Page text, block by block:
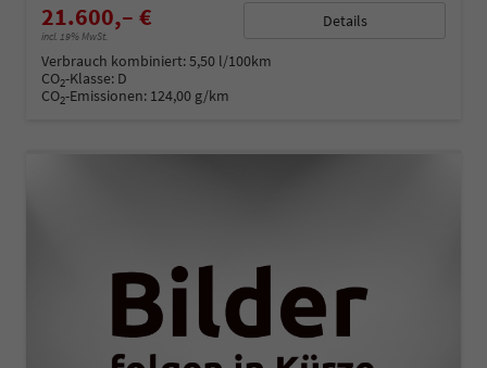
21.600,– €
incl. 19% MwSt.
Details
Verbrauch kombiniert:5,50 l/100km
CO2-Klasse: D
CO2-Emissionen: 124,00 g/km